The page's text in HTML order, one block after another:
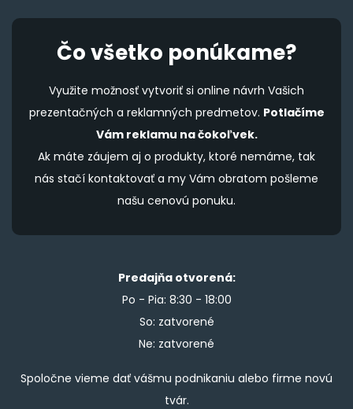
Čo všetko ponúkame?
Využite možnosť vytvoriť si online návrh Vašich
prezentačných a reklamných predmetov. Potlačíme
Vám reklamu na čokoľvek.
Ak máte záujem aj o produkty, ktoré nemáme, tak
nás stačí kontaktovať a my Vám obratom pošleme
našu cenovú ponuku.
Predajňa otvorená:
Po - Pia: 8:30 - 18:00
So: zatvorené
Ne: zatvorené
Spoločne vieme dať vášmu podnikaniu alebo firme novú
tvár.